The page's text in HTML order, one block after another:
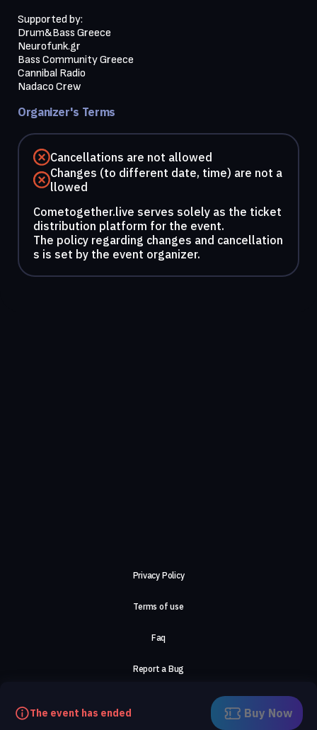
Supported by:
Drum&Bass Greece
Neurofunk.gr
Bass Community Greece
Cannibal Radio
Nadaco Crew
Organizer's Terms
Cancellations are not allowed
Changes (to different date, time) are not a
llowed
Cometogether.live serves solely as the ticket
distribution platform for the event.
The policy regarding changes and cancellation
s is set by the event organizer.
The event has ended Buy Now
Privacy Policy
Terms of use
Faq
Report a Bug